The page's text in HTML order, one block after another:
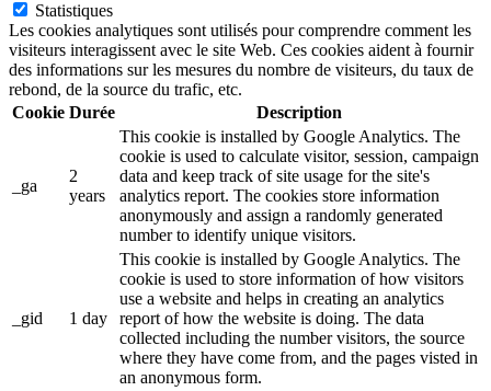
Statistiques
Les cookies analytiques sont utilisés pour comprendre comment les
visiteurs interagissent avec le site Web. Ces cookies aident à fournir
des informations sur les mesures du nombre de visiteurs, du taux de
rebond, de la source du trafic, etc.
Cookie Durée Description
_ga
2
years
This cookie is installed by Google Analytics. The
cookie is used to calculate visitor, session, campaign
data and keep track of site usage for the site's
analytics report. The cookies store information
anonymously and assign a randomly generated
number to identify unique visitors.
_gid 1 day
This cookie is installed by Google Analytics. The
cookie is used to store information of how visitors
use a website and helps in creating an analytics
report of how the website is doing. The data
collected including the number visitors, the source
where they have come from, and the pages visted in
an anonymous form.